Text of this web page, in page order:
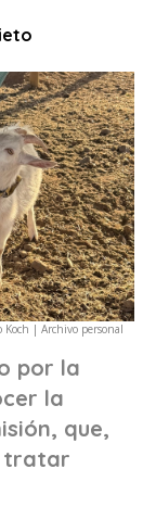
Koch | Archivo personal
por la
la
que,
tratar